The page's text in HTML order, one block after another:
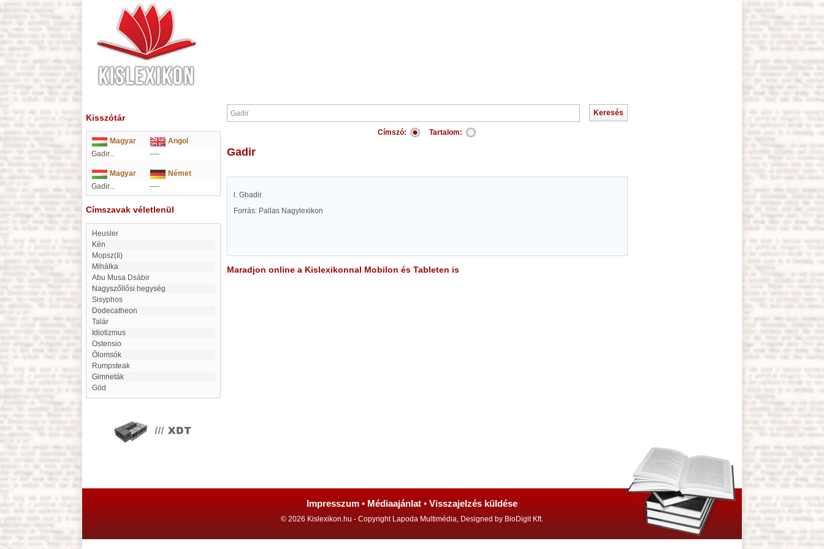
Kisszótár
Magyar
Angol
Gadir...
----
Magyar
Német
Gadir...
----
Címszavak véletlenül
Heusler
Kén
mopsz(Ii)
Mihálka
Abu Musa Dsábir
Nagyszőllősi hegység
Sisyphos
Dodecatheon
Talár
idiotizmus
Ostensio
Ólomsók
rumpsteak
Gimneták
Göd
Címszó: Tartalom:
Gadir
l. Ghadir.
Forrás: Pallas Nagylexikon
Maradjon online a Kislexikonnal Mobilon és Tableten is
Impresszum • Médiaajánlat • Visszajelzés küldése
© 2026 Kislexikon.hu - Copyright Lapoda Multimédia, Designed by BioDigit Kft.